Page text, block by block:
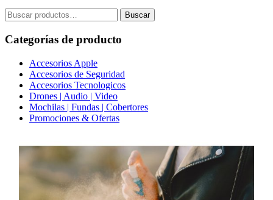
Buscar
por:
Buscar
Categorías de producto
Accesorios Apple
Accesorios de Seguridad
Accesorios Tecnologicos
Drones | Audio | Video
Mochilas | Fundas | Cobertores
Promociones & Ofertas